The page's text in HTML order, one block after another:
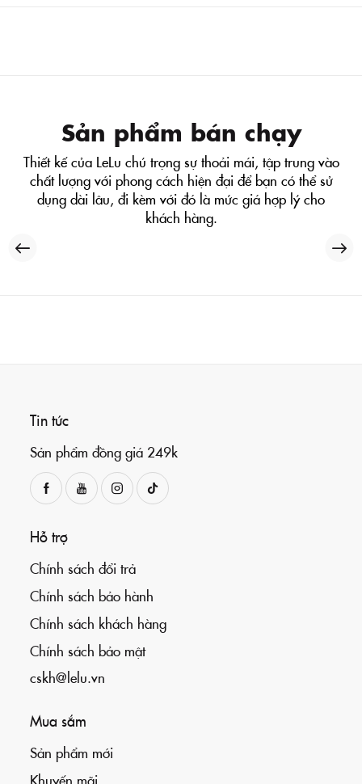
Sản phẩm bán chạy
Thiết kế của LeLu chú trọng sự thoải mái, tập trung vào
chất lượng với phong cách hiện đại để bạn có thể sử
dụng dài lâu, đi kèm với đó là mức giá hợp lý cho
khách hàng.
Tin tức
Sản phẩm đồng giá 249k
Hỗ trợ
Chính sách đổi trả
Chính sách bảo hành
Chính sách khách hàng
Chính sách bảo mật
cskh@lelu.vn
Mua sắm
Sản phẩm mới